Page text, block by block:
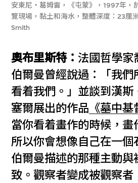
安東尼‧葛姆雷，《屯蒙》，1997年，
覽現場，黏土和海水，整體深度：23厘
Smith
奧布里斯特： 法國哲學
伯爾曼曾經說過：「我們
看着我們。」並談到漢
塞爾展出的作品 《墓中基
當你看着畫作的時候，畫
所以你會想像自己在一個
伯爾曼描述的那種主動與
致。觀察者變成被觀察者